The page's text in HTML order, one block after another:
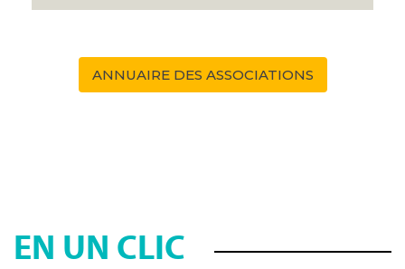
ANNUAIRE DES ASSOCIATIONS
EN UN CLIC